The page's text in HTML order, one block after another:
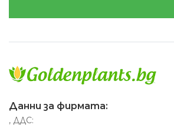
Данни за фирмата:
, ДДС: